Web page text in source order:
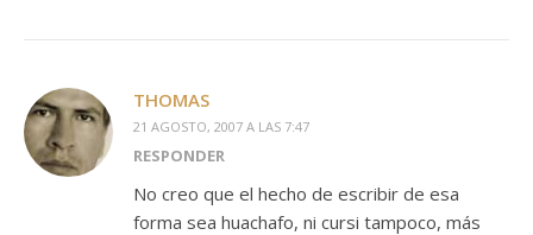
THOMAS
21 AGOSTO, 2007 A LAS 7:47
RESPONDER
No creo que el hecho de escribir de esa
forma sea huachafo, ni cursi tampoco, más